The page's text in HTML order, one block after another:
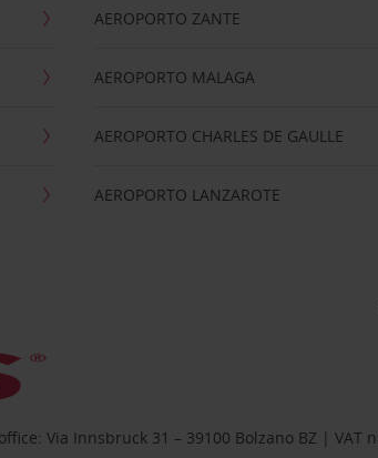
AEROPORTO ZANTE
AEROPORTO MALAGA
AEROPORTO CHARLES DE GAULLE
AEROPORTO LANZAROTE
Via Innsbruck 31 – 39100 Bolzano BZ | VAT